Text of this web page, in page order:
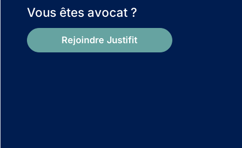
Vous êtes avocat ?
Rejoindre Justifit